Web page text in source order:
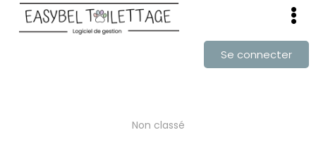
Se connecter
Non classé